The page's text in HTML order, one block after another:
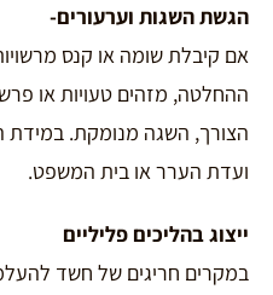
הגשת השגות וערעורים-
אם קיבלת שומה או קנס
ההחלטה, מזהים טעויות או
הצורך, השגה מנומקת. במידת
ועדת הערר או בית המשפט.
ייצוג בהליכים פליליים
במקרים חריגים של חשד